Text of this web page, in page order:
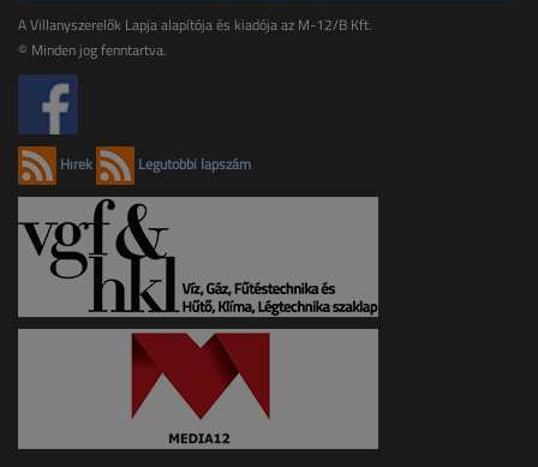
A Villanyszerelők Lapja alapítója és kiadója az M-12/B Kft.
© Minden jog fenntartva.
Hírek Legutóbbi lapszám